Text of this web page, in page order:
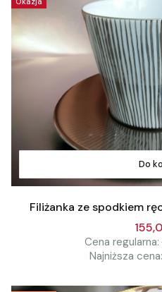
Do
Filiżanka ze spodkiem
Cena regularna:
Najniższa cena: